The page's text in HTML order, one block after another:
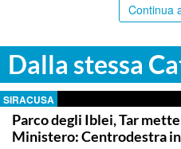
Continua
Dalla stessa
SIRACUSA
Parco degli Iblei, Tar
Ministero: Centrodestra